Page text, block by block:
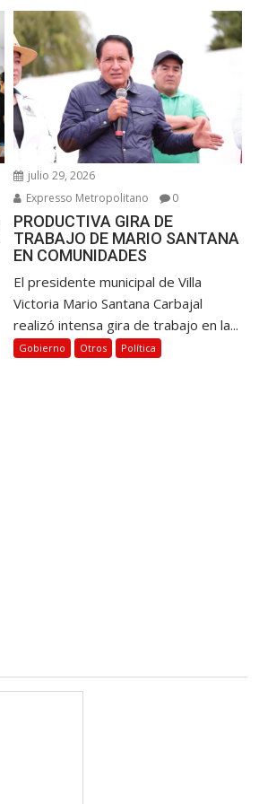
julio 29, 2026
Expresso Metropolitano
0
PRODUCTIVA GIRA DE
TRABAJO DE MARIO SANTANA
EN COMUNIDADES
El presidente municipal de Villa
Victoria Mario Santana Carbajal
realizó intensa gira de trabajo en la...
Gobierno Otros Política